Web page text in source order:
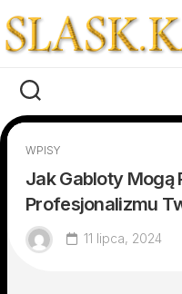
to
content
WPISY
Jak Gabloty Mogą
Profesjonalizmu
11 lipca, 2024